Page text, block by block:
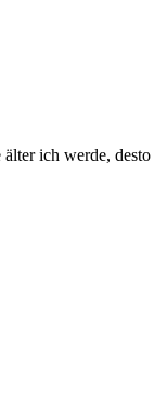
ich werde, desto